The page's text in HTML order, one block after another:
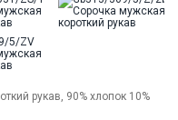
рукав, 90% хлопок 10%